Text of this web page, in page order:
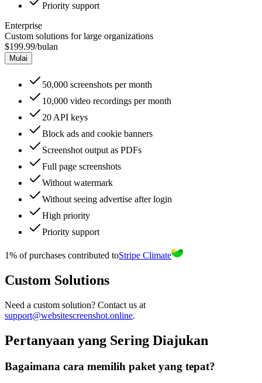
Priority support
Enterprise
Custom solutions for large organizations
$199.99/bulan
Mulai
50,000 screenshots per month
10,000 video recordings per month
20 API keys
Block ads and cookie banners
Screenshot output as PDFs
Full page screenshots
Without watermark
Without seeing advertise after login
High priority
Priority support
1% of purchases contributed toStripe Climate
Custom Solutions
Need a custom solution? Contact us at
support@websitescreenshot.online.
Pertanyaan yang Sering Diajukan
Bagaimana cara memilih paket yang tepat?